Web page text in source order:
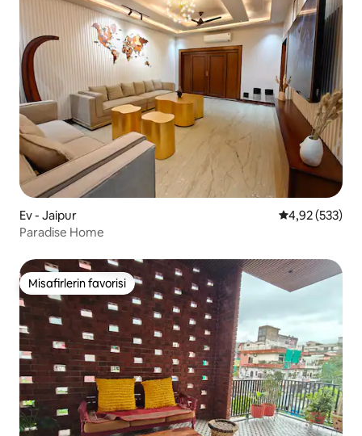
Ev - Jaipur 5 üzerinden
4,92 (533)
Paradise Home
Misafirlerin favorisi
Misafirlerin favorisi